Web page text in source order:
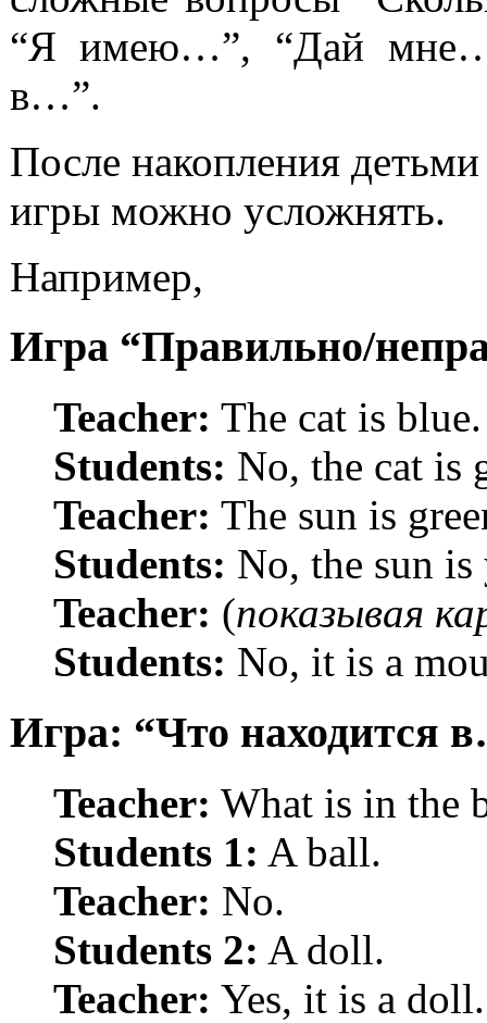
“Я имею…”, “Дай
в…”.
После накопления детьми
игры можно усложнять.
Например,
Игра “Правильно/
Teacher: The cat is blue.
Students: No, the cat is
Teacher: The sun is
Students: No, the sun
Teacher: (показывая
Students: No, it is a
Игра: “Что находится
Teacher: What is in the
Students 1: A ball.
Teacher: No.
Students 2: A doll.
Teacher: Yes, it is a doll.